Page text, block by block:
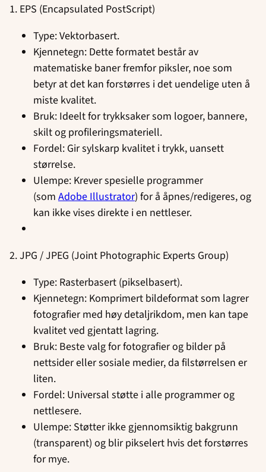
1. EPS (Encapsulated PostScript)
Type: Vektorbasert.
Kjennetegn: Dette formatet består av
matematiske baner fremfor piksler, noe som
betyr at det kan forstørres i det uendelige uten å
miste kvalitet.
Bruk: Ideelt for trykksaker som logoer, bannere,
skilt og profileringsmateriell.
Fordel: Gir sylskarp kvalitet i trykk, uansett
størrelse.
Ulempe: Krever spesielle programmer
(som Adobe Illustrator) for å åpnes/redigeres, og
kan ikke vises direkte i en nettleser.
2. JPG / JPEG (Joint Photographic Experts Group)
Type: Rasterbasert (pikselbasert).
Kjennetegn: Komprimert bildeformat som lagrer
fotografier med høy detaljrikdom, men kan tape
kvalitet ved gjentatt lagring.
Bruk: Beste valg for fotografier og bilder på
nettsider eller sosiale medier, da filstørrelsen er
liten.
Fordel: Universal støtte i alle programmer og
nettlesere.
Ulempe: Støtter ikke gjennomsiktig bakgrunn
(transparent) og blir pikselert hvis det forstørres
for mye.